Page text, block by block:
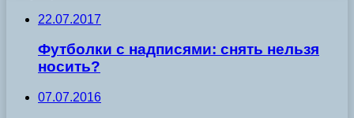
22.07.2017
Футболки с надписями: снять нельзя
носить?
07.07.2016